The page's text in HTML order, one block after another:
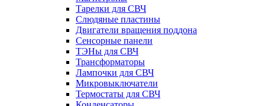
Тарелки для СВЧ
Слюдяные пластины
Двигатели вращения поддона
Сенсорные панели
ТЭНы для СВЧ
Трансформаторы
Лампочки для СВЧ
Микровыключатели
Термостаты для СВЧ